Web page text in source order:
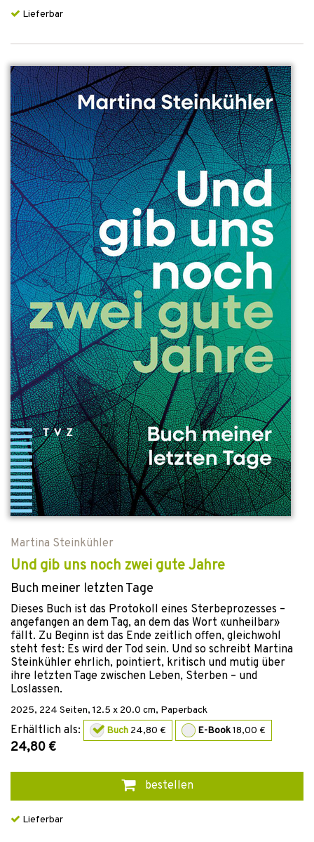
Lieferbar
Martina Steinkühler
Und gib uns noch zwei gute Jahre
Buch meiner letzten Tage
Dieses Buch ist das Protokoll eines Sterbeprozesses –
angefangen an dem Tag, an dem das Wort «unheilbar»
fällt. Zu Beginn ist das Ende zeitlich offen, gleichwohl
steht fest: Es wird der Tod sein. Und so schreibt Martina
Steinkühler ehrlich, pointiert, kritisch und mutig über
ihre letzten Tage zwischen Leben, Sterben – und
Loslassen.
2025, 224 Seiten, 12.5 x 20.0 cm, Paperback
Erhältlich als: Buch 24,80 € E-Book18,00 €
24,80 €
bestellen
Lieferbar